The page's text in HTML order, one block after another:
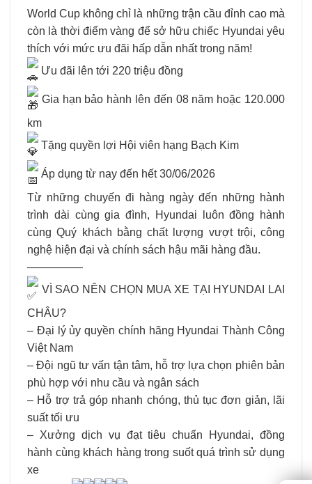
World Cup không chỉ là những trận cầu đỉnh cao mà
còn là thời điểm vàng để sở hữu chiếc Hyundai yêu
thích với mức ưu đãi hấp dẫn nhất trong năm!
Ưu đãi lên tới 220 triệu đồng
Gia hạn bảo hành lên đến 08 năm hoặc 120.000
km
Tặng quyền lợi Hội viên hạng Bạch Kim
Áp dụng từ nay đến hết 30/06/2026
Từ những chuyến đi hàng ngày đến những hành
trình dài cùng gia đình, Hyundai luôn đồng hành
cùng Quý khách bằng chất lượng vượt trội, công
nghệ hiện đại và chính sách hậu mãi hàng đầu.
—————
VÌ SAO NÊN CHỌN MUA XE TẠI HYUNDAI LAI
CHÂU?
– Đại lý ủy quyền chính hãng Hyundai Thành Công
Việt Nam
– Đội ngũ tư vấn tận tâm, hỗ trợ lựa chọn phiên bản
phù hợp với nhu cầu và ngân sách
– Hỗ trợ trả góp nhanh chóng, thủ tục đơn giản, lãi
suất tối ưu
– Xưởng dịch vụ đạt tiêu chuẩn Hyundai, đồng
hành cùng khách hàng trong suốt quá trình sử dụng
xe